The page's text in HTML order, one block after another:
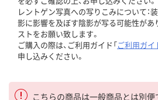
レントゲン写真への写りこみについて：
影に影響を及ぼす陰影が写る可能性があ
ストをお願い致します。
ご購入の際は、ご利用ガイド「ご利用ガイ
申し込みください。
こちらの商品は一般商品とは別